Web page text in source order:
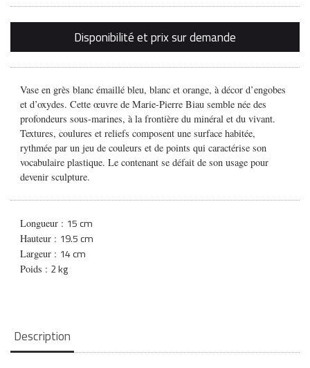
Disponibilité et prix sur demande
Vase en grès blanc émaillé bleu, blanc et orange, à décor d’engobes
et d’oxydes. Cette œuvre deMarie-Pierre Biau semble née des
profondeurs sous-marines, à la frontière du minéral et du vivant.
Textures, coulures et reliefs composent une surface habitée,
rythmée par un jeu de couleurs et de points qui caractérise son
vocabulaire plastique. Le contenant se défait de son usage pour
devenir sculpture.
Longueur : 15 cm
Hauteur : 19.5 cm
Largeur : 14 cm
Poids : 2 kg
Description